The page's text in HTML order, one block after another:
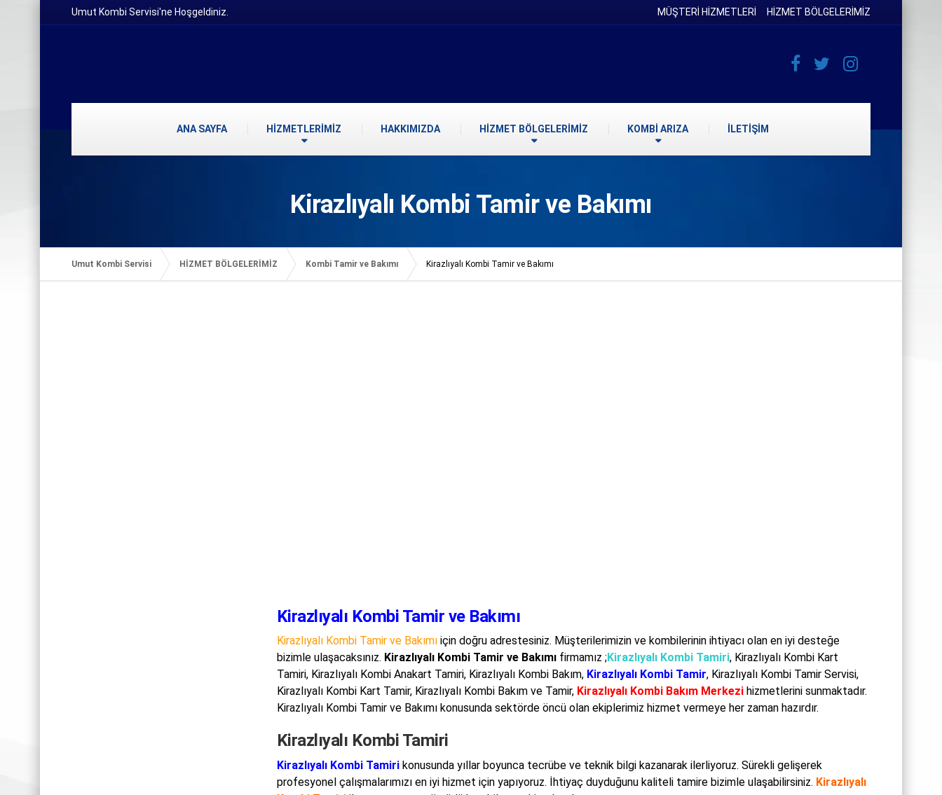
Umut Kombi Servisi'ne Hoşgeldiniz. MÜŞTERİ HİZMETLERİ HİZMET BÖLGELERİMİZ
ANA SAYFA HİZMETLERİMİZ HAKKIMIZDA HİZMET BÖLGELERİMİZ KOMBİ ARIZA İLETİŞİM
Kirazlıyalı Kombi Tamir ve Bakımı
Umut Kombi Servisi HİZMET BÖLGELERİMİZ Kombi Tamir ve Bakımı Kirazlıyalı Kombi Tamir ve Bakımı
Kirazlıyalı Kombi Tamir ve Bakımı
Kirazlıyalı Kombi Tamir ve Bakımıiçin doğru adrestesiniz. Müşterilerimizin ve kombilerinin ihtiyacı olan en iyi desteğe
bizimle ulaşacaksınız. Kirazlıyalı Kombi Tamir ve Bakımıfirmamız ;Kirazlıyalı Kombi Tamiri, Kirazlıyalı Kombi Kart
Tamiri, Kirazlıyalı Kombi Anakart Tamiri, Kirazlıyalı Kombi Bakım, Kirazlıyalı Kombi Tamir, Kirazlıyalı Kombi Tamir Servisi,
Kirazlıyalı Kombi Kart Tamir, Kirazlıyalı Kombi Bakım ve Tamir, Kirazlıyalı Kombi Bakım Merkezi hizmetlerini sunmaktadır.
Kirazlıyalı Kombi Tamir ve Bakımı konusunda sektörde öncü olan ekiplerimiz hizmet vermeye her zaman hazırdır.
Kirazlıyalı Kombi Tamiri
Kirazlıyalı Kombi Tamirikonusunda yıllar boyunca tecrübe ve teknik bilgi kazanarak ilerliyoruz. Sürekli gelişerek
profesyonel çalışmalarımızı en iyi hizmet için yapıyoruz. İhtiyaç duyduğunu kaliteli tamire bizimle ulaşabilirsiniz. Kirazlıyalı